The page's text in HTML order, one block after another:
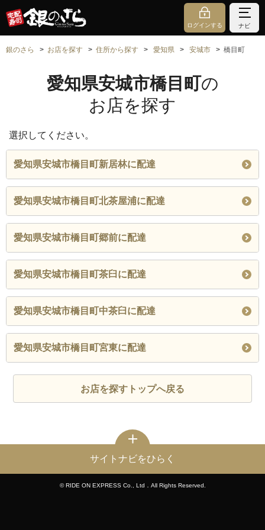
ログインする ナビ
銀のさら お店を探す 住所から探す 愛知県 安城市 橋目町
愛知県安城市橋目町の
お店を探す
選択してください。
愛知県安城市橋目町新居林に配達
愛知県安城市橋目町北茶屋浦に配達
愛知県安城市橋目町郷前に配達
愛知県安城市橋目町茶臼に配達
愛知県安城市橋目町中茶臼に配達
愛知県安城市橋目町宮東に配達
お店を探すトップへ戻る
サイトナビをひらく
© RIDE ON EXPRESS Co., Ltd．All Rights Reserved.